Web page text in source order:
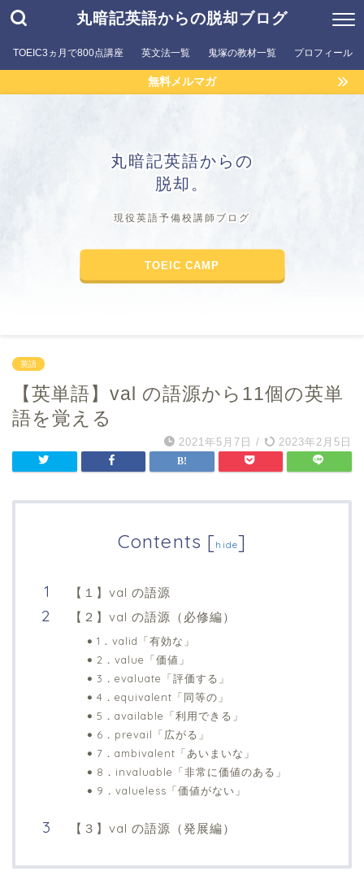
丸暗記英語からの脱却ブログ
TOEIC3ヵ月で800点講座 英文法一覧 鬼塚の教材一覧 プロフィール
無料メルマガ
丸暗記英語からの
脱却。
現役英語予備校講師ブログ
TOEIC CAMP
英語
【英単語】val の語源から11個の英単
語を覚える
2021年5月7日 / 2023年2月5日
Contents [hide]
【１】val の語源
【２】val の語源（必修編）
1．valid「有効な」
2．value「価値」
3．evaluate「評価する」
4．equivalent「同等の」
5．available「利用できる」
6．prevail「広がる」
7．ambivalent「あいまいな」
8．invaluable「非常に価値のある」
9．valueless「価値がない」
【３】val の語源（発展編）